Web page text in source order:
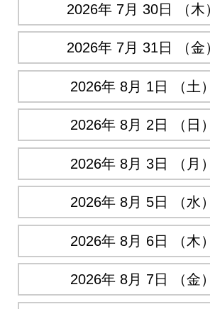
2026年 7月 30日 （木
2026年 7月 31日 （金
2026年 8月 1日 （土
2026年 8月 2日 （日
2026年 8月 3日 （月
2026年 8月 5日 （水
2026年 8月 6日 （木
2026年 8月 7日 （金